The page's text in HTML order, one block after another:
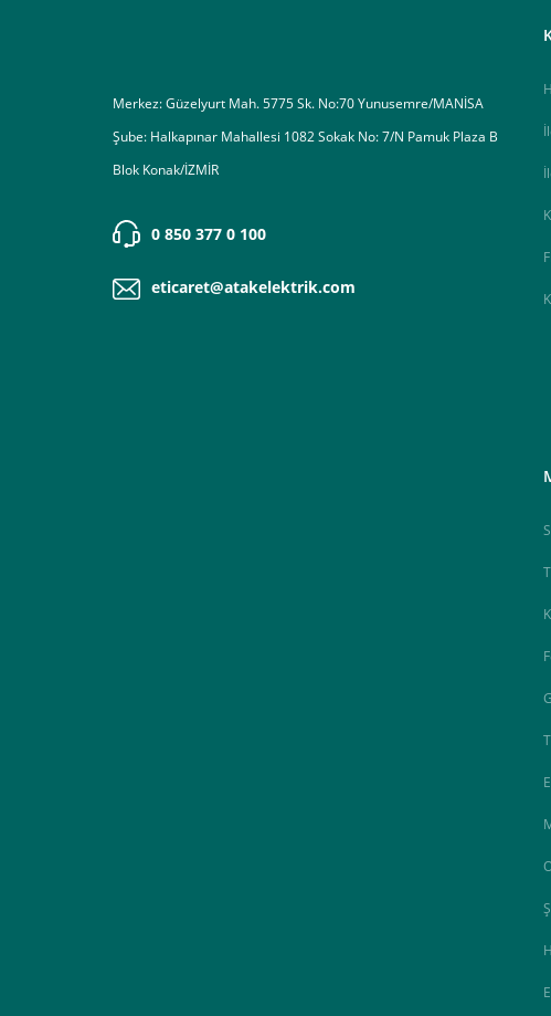
Merkez: Güzelyurt Mah. 5775 Sk. No:70 Yunusemre/MANİSA
Şube: Halkapınar Mahallesi 1082 Sokak No: 7/N Pamuk Plaza B
Blok Konak/İZMİR
0 850 377 0 100
eticaret@atakelektrik.com